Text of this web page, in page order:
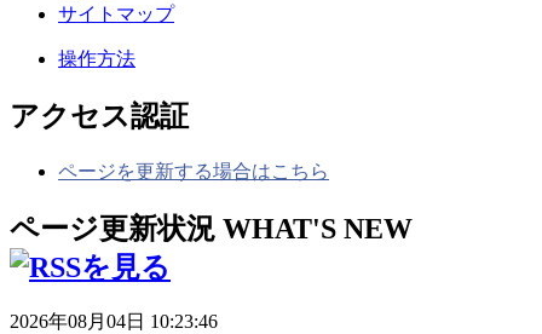
サイトマップ
操作方法
アクセス認証
ページを更新する場合はこちら
ページ更新状況 WHAT'S NEW
2026年08月04日 10:23:46